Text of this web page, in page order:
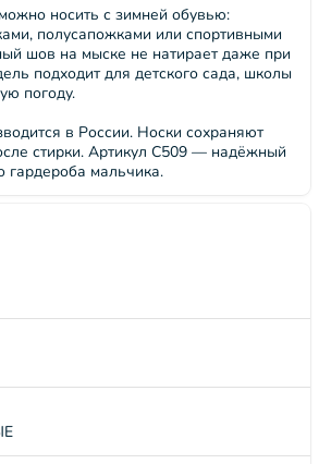
носить с зимней обувью:
полусапожками или спортивными
шов на мыске не натирает даже при
подходит для детского сада, школы
погоду.
в России. Носки сохраняют
стирки. Артикул С509 — надёжный
гардероба мальчика.